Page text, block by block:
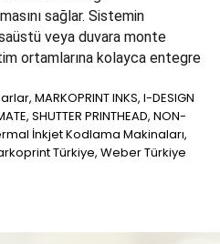
sağlar. Sistemin
veya duvara monte
ortamlarına kolayca entegre
, MARKOPRINT INKS, I-DESIGN
, SHUTTER PRINTHEAD, NON-
İnkjet Kodlama Makinaları,
Türkiye, Weber Türkiye